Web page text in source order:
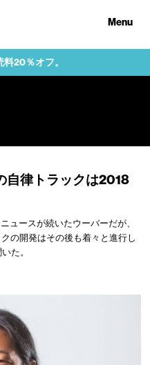
Menu
20％オフ。
自律トラックは2018
ュースが続いたウーバーだが、
の開発はその後も着々と進行し
た。